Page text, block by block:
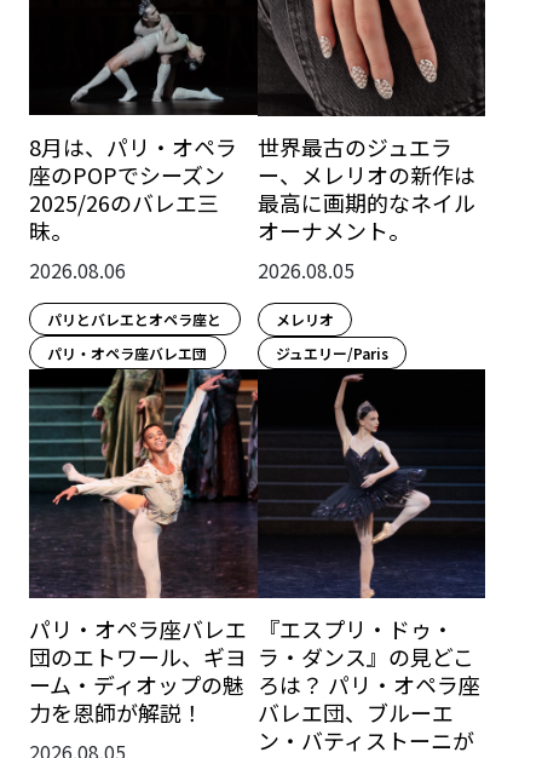
8月は、パリ・オペラ
座のPOPでシーズン
2025/26のバレエ三
昧。
2026.08.06
パリとバレエとオペラ座と
パリ・オペラ座バレエ団
世界最古のジュエラ
ー、メレリオの新作は
最高に画期的なネイル
オーナメント。
2026.08.05
メレリオ
ジュエリー/Paris
パリ・オペラ座バレエ
団のエトワール、ギヨ
ーム・ディオップの魅
力を恩師が解説！
2026.08.05
『エスプリ・ドゥ・
ラ・ダンス』の見どこ
ろは？ パリ・オペラ座
バレエ団、ブルーエ
ン・バティストーニが